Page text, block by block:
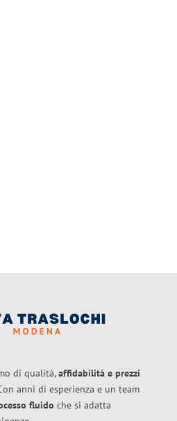
di qualità,affidabilità e prezzi
anni di esperienza e un team
fluido che si adatta